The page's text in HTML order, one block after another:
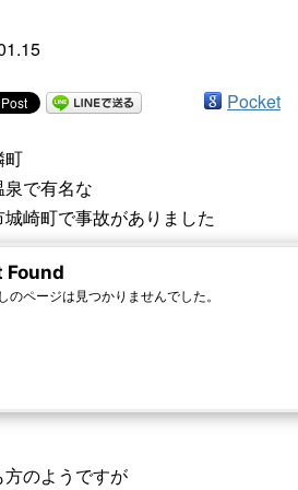
Pocket
町
で有名な
城崎町で事故がありました
方のようですが